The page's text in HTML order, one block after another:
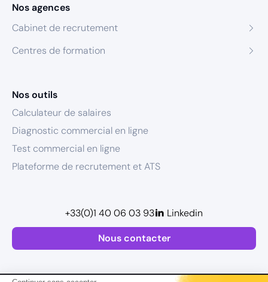
Nos agences
Cabinet de recrutement
Centres de formation
Nos outils
Calculateur de salaires
Diagnostic commercial en ligne
Test commercial en ligne
Plateforme de recrutement et ATS
Nous contacter
+33(0)1 40 06 03 93 Linkedin